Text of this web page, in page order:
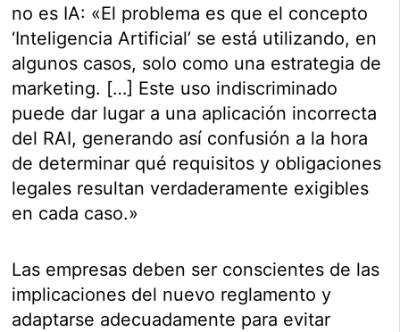
no es IA: «El problema es que el concepto
‘Inteligencia Artificial’ se está utilizando, en
algunos casos, solo como una estrategia de
marketing. […] Este uso indiscriminado
puede dar lugar a una aplicación incorrecta
del RAI, generando así confusión a la hora
de determinar qué requisitos y obligaciones
legales resultan verdaderamente exigibles
en cada caso.»
Las empresas deben ser conscientes de las
implicaciones del nuevo reglamento y
adaptarse adecuadamente para evitar